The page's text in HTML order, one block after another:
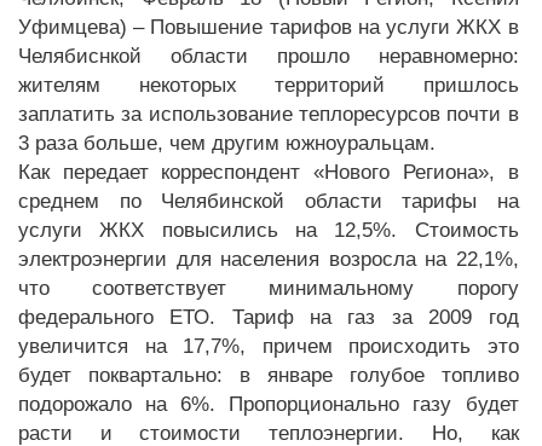
Уфимцева) – Повышение тарифов на услуги ЖКХ в
Челябиснкой области прошло неравномерно:
жителям некоторых территорий пришлось
заплатить за использование теплоресурсов почти в
3 раза больше, чем другим южноуральцам.
Как передает корреспондент «Нового Региона», в
среднем по Челябинской области тарифы на
услуги ЖКХ повысились на 12,5%. Стоимость
электроэнергии для населения возросла на 22,1%,
что соответствует минимальному порогу
федерального ЕТО. Тариф на газ за 2009 год
увеличится на 17,7%, причем происходить это
будет поквартально: в январе голубое топливо
подорожало на 6%. Пропорционально газу будет
расти и стоимости теплоэнергии. Но, как